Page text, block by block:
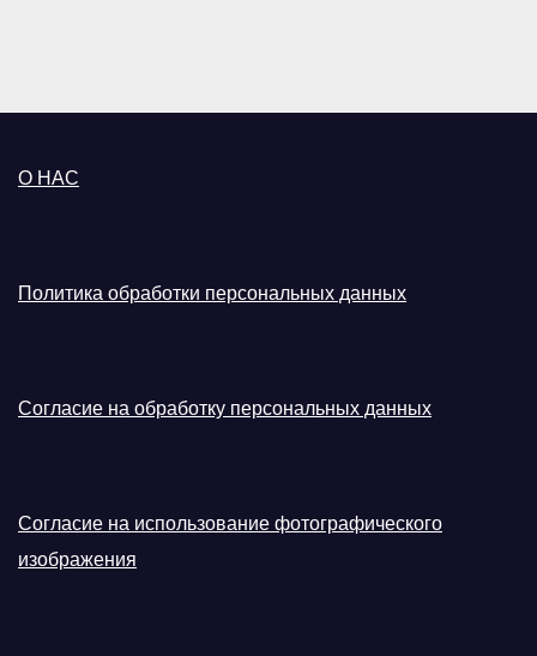
О НАС
Политика обработки персональных данных
Согласие на обработку персональных данных
Согласие на использование фотографического
изображения